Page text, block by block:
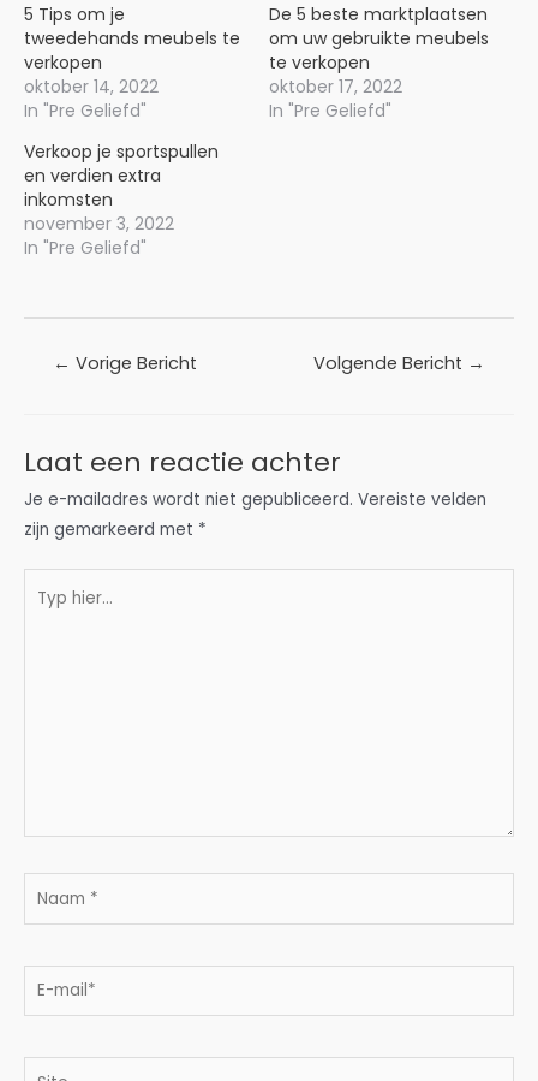
5 Tips om je
tweedehands meubels te
verkopen
oktober 14, 2022
In "Pre Geliefd"
De 5 beste marktplaatsen
om uw gebruikte meubels
te verkopen
oktober 17, 2022
In "Pre Geliefd"
Verkoop je sportspullen
en verdien extra
inkomsten
november 3, 2022
In "Pre Geliefd"
Bericht
← Vorige Bericht Volgende Bericht →
Laat een reactie achter
Je e-mailadres wordt niet gepubliceerd. Vereiste velden
zijn gemarkeerd met *
hier...
Naam
E-
mail*
Site